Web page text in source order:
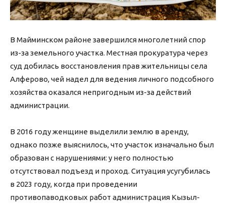
В Майминском районе завершился многолетний спор
из-за земельного участка. Местная прокуратура через
суд добилась восстановления прав жительницы села
Алферово, чей надел для ведения личного подсобного
хозяйства оказался непригодным из-за действий
администрации.
В 2016 году женщине выделили землю в аренду,
однако позже выяснилось, что участок изначально был
образован с нарушениями: у него полностью
отсутствовал подъезд и проход. Ситуация усугубилась
в 2023 году, когда при проведении
противопаводковых работ администрация Кызыл-